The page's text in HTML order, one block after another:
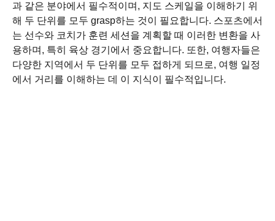
과 같은 분야에서 필수적이며, 지도 스케일을 이해하기 위
해 두 단위를 모두 grasp하는 것이 필요합니다. 스포츠에서
는 선수와 코치가 훈련 세션을 계획할 때 이러한 변환을 사
용하며, 특히 육상 경기에서 중요합니다. 또한, 여행자들은
다양한 지역에서 두 단위를 모두 접하게 되므로, 여행 일정
에서 거리를 이해하는 데 이 지식이 필수적입니다.